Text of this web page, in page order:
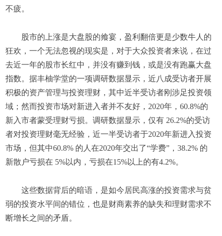
不疲。
股市的上涨是大盘股的飨宴，盈利翻倍更是少数牛人的
狂欢，一个无法忽视的现实是，对于大众投资者来说，在过
去近一年的股市长红中，并没有赚到钱，或是没有跑赢大盘
指数。据丰柚学堂的一项调研数据显示，近八成受访者开展
积极的资产管理与投资理财，其中近半受访者刚涉足投资领
域；然而投资市场对新进入者并不友好，2020年，60.8%的
新入市者蒙受理财亏损。调研数据显示，仅有 26.2%的受访
者对投资理财毫无经验，近一半受访者于2020年新进入投资
市场，但其中60.8% 的人在2020年交出了“学费”，38.2% 的
新散户亏损在 5%以内，亏损在15%以上的有4.2%。
这些数据背后的暗语，是如今居民高涨的投资需求与贫
弱的投资水平间的错位，也是财商素养的缺失和理财需求不
断增长之间的矛盾。